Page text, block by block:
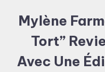
Mylène
Tort”
Avec Une